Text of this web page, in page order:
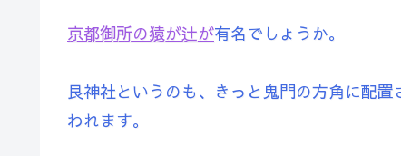
京都御所の猿が辻が有名でしょうか。
艮神社というのも、きっと鬼門の方角に配
われます。